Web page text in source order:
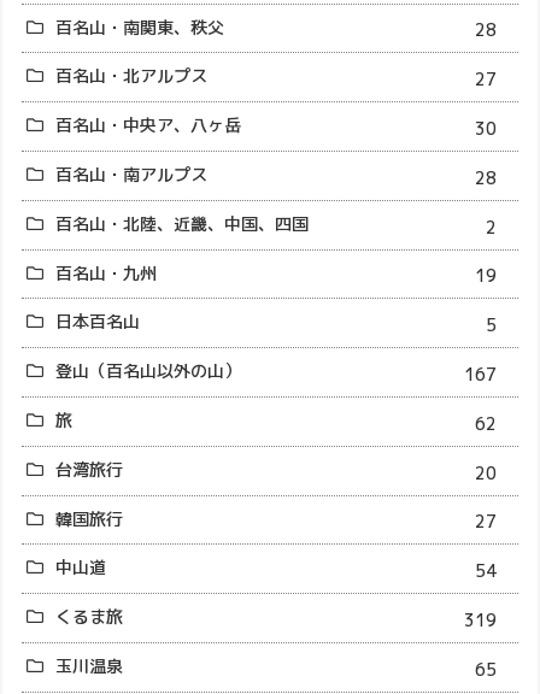
百名山・南関東、秩父
28
百名山・北アルプス
27
百名山・中央ア、八ヶ岳
30
百名山・南アルプス
28
百名山・北陸、近畿、中国、四国
2
百名山・九州
19
日本百名山
5
登山（百名山以外の山）
167
旅
62
台湾旅行
20
韓国旅行
27
中山道
54
くるま旅
319
玉川温泉
65